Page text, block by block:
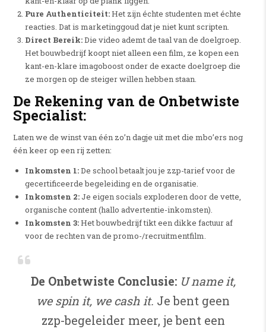
Pure Authenticiteit:Het zijn échte studenten met échte
reacties. Dat is marketinggoud dat je niet kunt scripten.
Direct Bereik:Die video ademt de taal van de doelgroep.
Het bouwbedrijf koopt niet alleen een film, ze kopen een
kant-en-klare imagoboost onder de exacte doelgroep die
ze morgen op de steiger willen hebben staan.
De Rekening van de Onbetwiste
Specialist:
Laten we de winst van één zo’n dagje uit met die mbo’ers nog
één keer op een rij zetten:
Inkomsten 1:De school betaalt jou je zzp-tarief voor de
gecertificeerde begeleiding en de organisatie.
Inkomsten 2:Je eigen socials exploderen door de vette,
organische content (hallo advertentie-inkomsten).
Inkomsten 3:Het bouwbedrijf tikt een dikke factuur af
voor de rechten van de promo-/recruitmentfilm.
De Onbetwiste Conclusie: U name it,
we spin it, we cash it. Je bent geen
zzp-begeleider meer, je bent een